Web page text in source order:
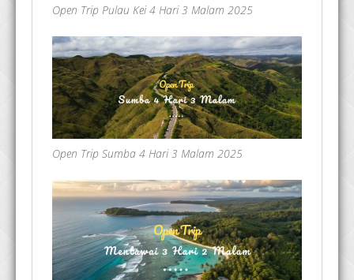
Open Trip Pulau Kei 4 Hari 3 Malam 2025
Open Trip Sumba 4 Hari 3 Malam 2025